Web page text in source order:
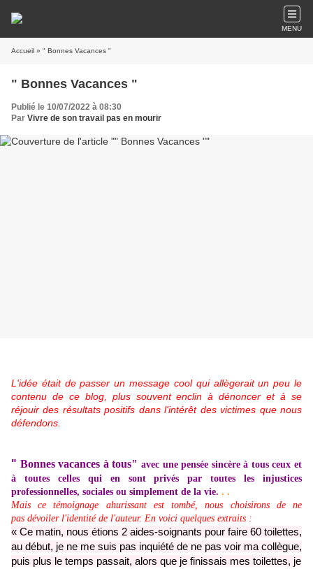
MENU
Accueil » " Bonnes Vacances "
" Bonnes Vacances "
Publié le 10/07/2022 à 08:30
Par Vivre de son travail pas en mourir
L'idée était de passer un message cool qui allègerait un peu le
contenu de ce blog, plus souvent enclin à dénoncer et à se
réjouir des résultats positifs dans l'intérêt des victimes que nous
défendons.
" Bonnes vacances à tous" avec une pensée sincère à tous ceux et
à toutes celles qui en sont privés par toutes les injustices
professionnelles, sociales ou simplement de la vie. . .
Mais ce témoignage ahurissant est tombé, nous choisirons de ne
pas dévoiler l'identité de l'auteur. En voici quelques extraits :
« Ce matin, nous étions 2 aides-soignants pour faire 60 toilettes,
au début, je ne me suis pas inquiété de ne pas voir ma collègue,
puis plus le temps passait, alors que je finissais mes toilettes, je